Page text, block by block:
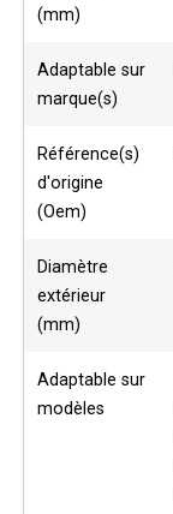
(mm)
Adaptable sur
marque(s)
Référence(s)
d'origine
(Oem)
Diamètre
extérieur
(mm)
Adaptable sur
modèles